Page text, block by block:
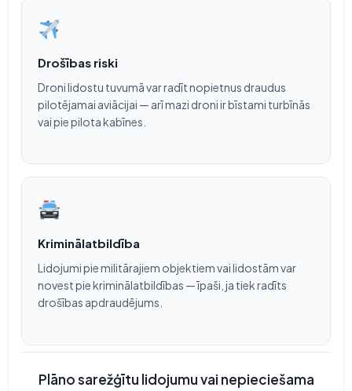
Drošības riski
Droni lidostu tuvumā var radīt nopietnus draudus
pilotējamai aviācijai — arī mazi droni ir bīstami turbīnās
vai pie pilota kabīnes.
Kriminālatbildība
Lidojumi pie militārajiem objektiem vai lidostām var
novest pie kriminālatbildības — īpaši, ja tiek radīts
drošības apdraudējums.
Plāno sarežģītu lidojumu vai nepieciešama